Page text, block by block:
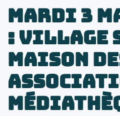
Mardi 3
: Village
Maison